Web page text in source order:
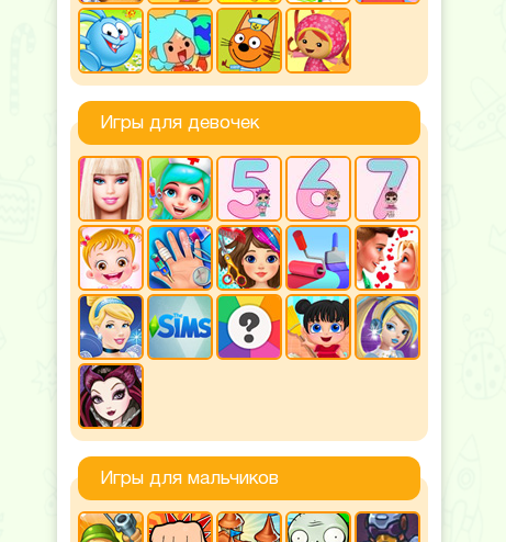
Игры для девочек
Игры для мальчиков